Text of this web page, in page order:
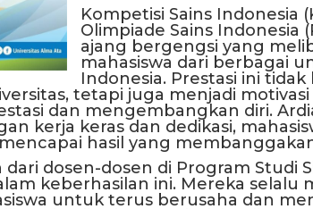
Kompetisi Sains Indonesia
Olimpiade Sains Indonesia
ajang bergengsi yang
mahasiswa dari berbagai
Indonesia. Prestasi ini tidak
tetapi juga menjadi motivasi
dan mengembangkan diri.
kerja keras dan dedikasi,
hasil yang
dosen-dosen di Program Studi
keberhasilan ini. Mereka selalu
untuk terus berusaha dan